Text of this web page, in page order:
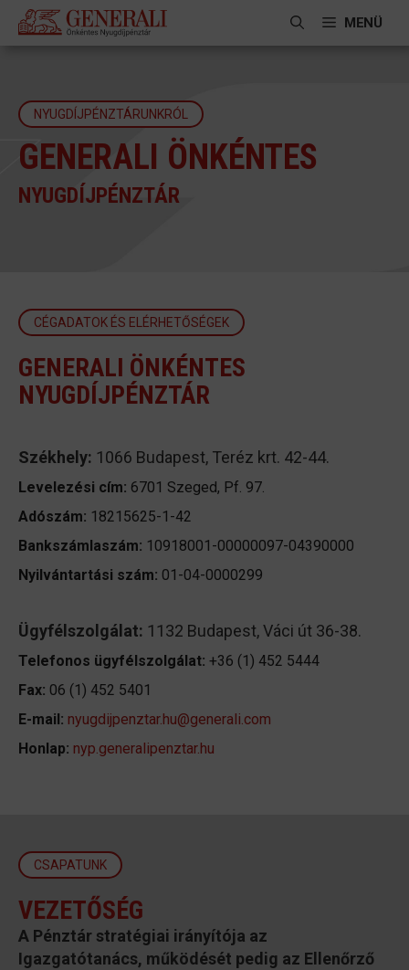
Kilépés
tartalomba
MENÜ
NYUGDÍJPÉNZTÁRUNKRÓL
GENERALI ÖNKÉNTES
NYUGDÍJPÉNZTÁR
CÉGADATOK ÉS ELÉRHETŐSÉGEK
GENERALI ÖNKÉNTES
NYUGDÍJPÉNZTÁR
Székhely: 1066 Budapest, Teréz krt. 42-44.
Levelezési cím: 6701 Szeged, Pf. 97.
Adószám: 18215625-1-42
Bankszámlaszám: 10918001-00000097-04390000
Nyilvántartási szám: 01-04-0000299
Ügyfélszolgálat: 1132 Budapest, Váci út 36-38.
Telefonos ügyfélszolgálat: +36 (1) 452 5444
Fax: 06 (1) 452 5401
E-mail: nyugdijpenztar.hu@generali.com
Honlap: nyp.generalipenztar.hu
CSAPATUNK
VEZETŐSÉG
A Pénztár stratégiai irányítója az
Igazgatótanács, működését pedig az Ellenőrző